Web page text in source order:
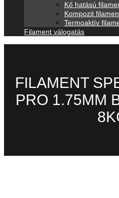
Kő hatású
Kompozit
Termoaktív
Filament válogatás
FILAMENT
PRO 1.75MM